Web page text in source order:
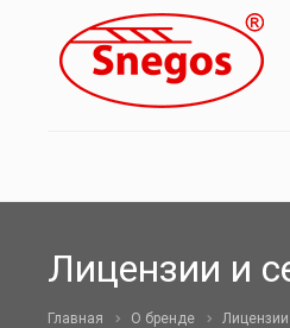
Лицензии и
Главная О бренде